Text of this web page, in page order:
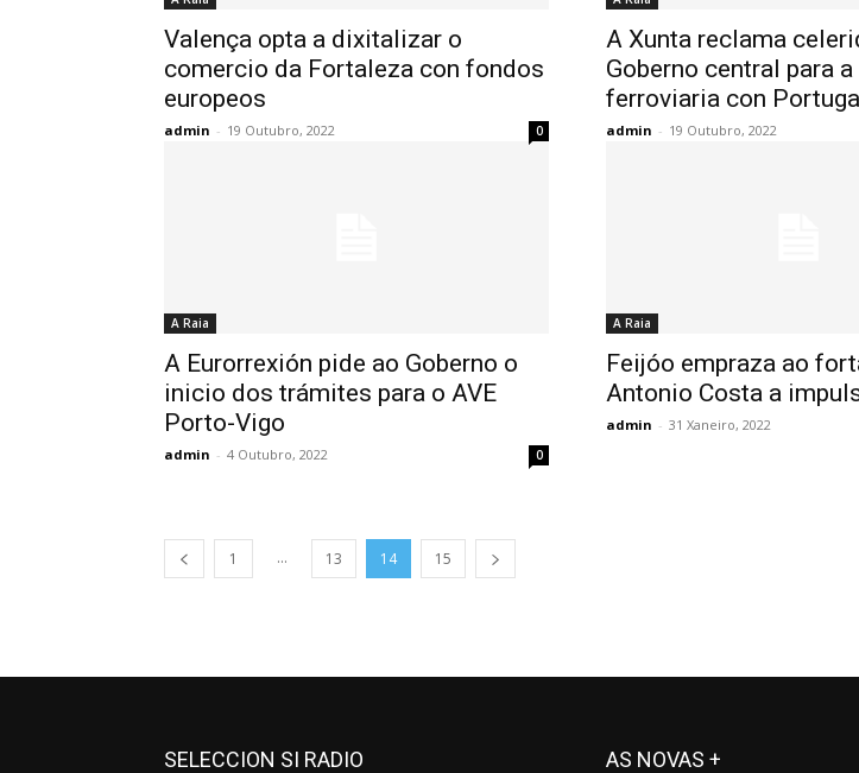
Valença opta a dixitalizar o
comercio da Fortaleza con fondos
europeos
admin - 19 Outubro, 2022 0
A Xunta reclama
Goberno central para
ferroviaria con
admin - 19 Outubro, 2022
A Raia
A Eurorrexión pide ao Goberno o
inicio dos trámites para o AVE
Porto-Vigo
admin - 4 Outubro, 2022 0
A Raia
Feijóo empraza ao
Antonio Costa a
admin - 31 Xaneiro, 2022
1 ... 13 14 15
SELECCION SI RADIO AS NOVAS +